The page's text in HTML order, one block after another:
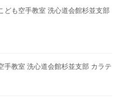
ども空手教室 洗心道会館杉並支部
手教室 洗心道会館杉並支部 カラテ